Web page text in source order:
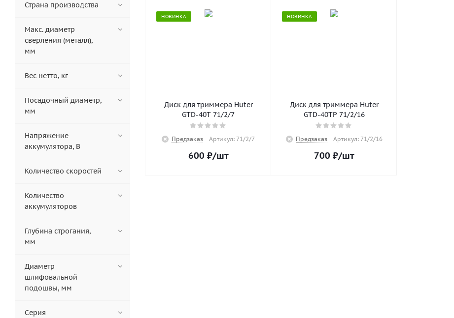
НОВИНКА
Диск для триммера Huter
GTD-40T 71/2/7
Предзаказ Артикул: 71/2/7
600 ₽/шт
НОВИНКА
Диск для триммера Huter
GTD-40TP 71/2/16
Предзаказ Артикул: 71/2/16
700 ₽/шт
Страна производства
Макс. диаметр
сверления (металл),
мм
Вес нетто, кг
Посадочный диаметр,
мм
Напряжение
аккумулятора, В
Количество скоростей
Количество
аккумуляторов
Глубина строгания,
мм
Диаметр
шлифовальной
подошвы, мм
Серия